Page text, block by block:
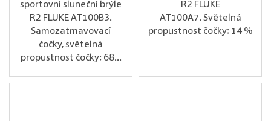
sportovní sluneční brýle
R2 FLUKE AT100B3.
Samozatmavovací
čočky, světelná
propustnost čočky: 68...
R2 FLUKE
AT100A7. Světelná
propustnost čočky: 14 %